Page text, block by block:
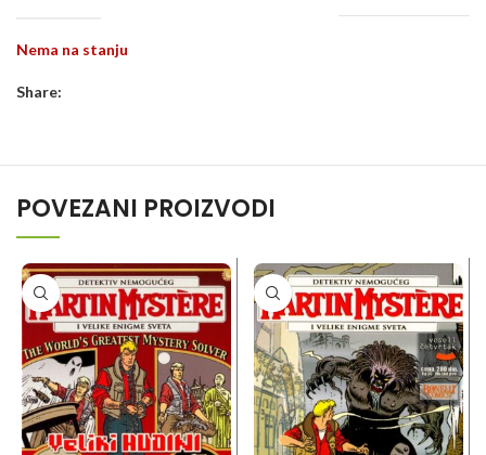
Nema na stanju
Share:
POVEZANI PROIZVODI